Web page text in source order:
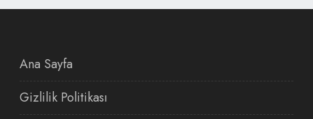
Ana Sayfa
Gizlilik Politikası